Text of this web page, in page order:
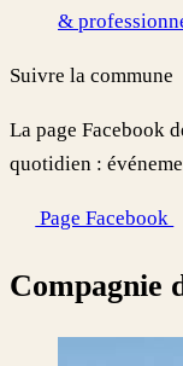
&
Suivre la commune
La page Facebook
quotidien :
Page Facebook
Compagnie